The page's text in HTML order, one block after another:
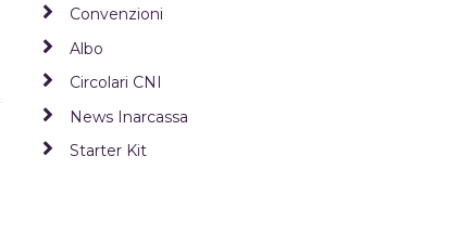
Convenzioni
Albo
Circolari CNI
News Inarcassa
Starter Kit